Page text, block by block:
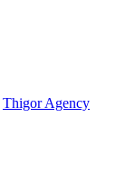
Thigor Agency